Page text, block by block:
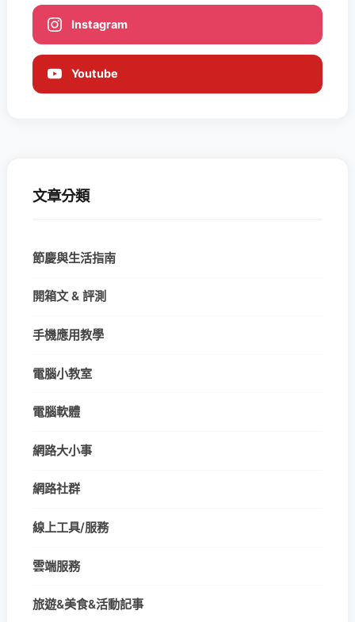
Instagram
Youtube
文章分類
節慶與生活指南
開箱文 & 評測
手機應用教學
電腦小教室
電腦軟體
網路大小事
網路社群
線上工具/服務
雲端服務
旅遊&美食&活動記事